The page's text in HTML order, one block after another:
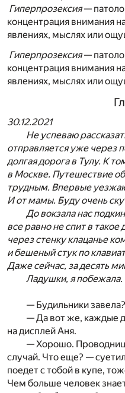
Гиперпрозексия—
концентрация внимания
явлениях, мыслях или
Гиперпрозексия—
концентрация внимания
явлениях, мыслях или
30.12.2021
Не успеваю
отправляется уже через
долгая дорога в Тулу. К
в Москве. Путешествие
трудным. Впервые
И от мамы. Буду очень
До вокзала нас
все равно не спит в
через стенку клацанье
и бешеный стук по
Даже сейчас, за десять
Ладушки, я
— Будильники
— Да вот же, каждые
на дисплей Аня.
— Хорошо.
случай. Что еще? —
поедет с тобой в купе,
Чем больше человек